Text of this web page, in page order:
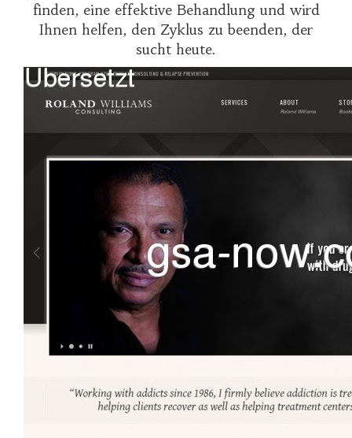
finden, eine effektive Behandlung und wird
Ihnen helfen, den Zyklus zu beenden, der
sucht heute.